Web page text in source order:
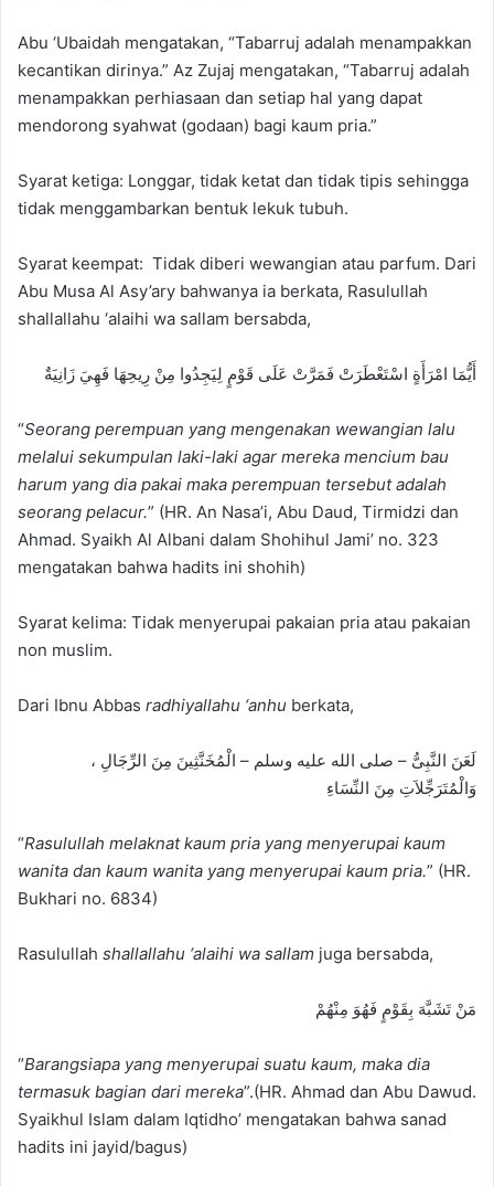
Abu ‘Ubaidah mengatakan, “Tabarruj adalah menampakkan
kecantikan dirinya.” Az Zujaj mengatakan, “Tabarruj adalah
menampakkan perhiasaan dan setiap hal yang dapat
mendorong syahwat (godaan) bagi kaum pria.”
Syarat ketiga: Longgar, tidak ketat dan tidak tipis sehingga
tidak menggambarkan bentuk lekuk tubuh.
Syarat keempat: Tidak diberi wewangian atau parfum. Dari
Abu Musa Al Asy’ary bahwanya ia berkata, Rasulullah
shallallahu ‘alaihi wa sallam bersabda,
أَيُّمَا امْرَأَةٍ اسْتَعْطَرَتْ فَمَرَّتْ عَلَى قَوْمٍ لِيَجِدُوا مِنْ رِيحِهَا فَهِيَ زَانِيَةٌ
“Seorang perempuan yang mengenakan wewangian lalu
melalui sekumpulan laki-laki agar mereka mencium bau
harum yang dia pakai maka perempuan tersebut adalah
seorang pelacur.” (HR. An Nasa’i, Abu Daud, Tirmidzi dan
Ahmad. Syaikh Al Albani dalam Shohihul Jami’ no. 323
mengatakan bahwa hadits ini shohih)
Syarat kelima: Tidak menyerupai pakaian pria atau pakaian
non muslim.
Dari Ibnu Abbas radhiyallahu ‘anhu berkata,
لَعَنَ النَّبِىُّ – صلى الله عليه وسلم – الْمُخَنَّثِينَ مِنَ الرِّجَالِ ،
وَالْمُتَرَجِّلاَتِ مِنَ النِّسَاءِ
“Rasulullah melaknat kaum pria yang menyerupai kaum
wanita dan kaum wanita yang menyerupai kaum pria.” (HR.
Bukhari no. 6834)
Rasulullah shallallahu ‘alaihi wa sallam juga bersabda,
مَنْ تَشَبَّهَ بِقَوْمٍ فَهُوَ مِنْهُمْ
“Barangsiapa yang menyerupai suatu kaum, maka dia
termasuk bagian dari mereka”.(HR. Ahmad dan Abu Dawud.
Syaikhul Islam dalam Iqtidho’ mengatakan bahwa sanad
hadits ini jayid/bagus)